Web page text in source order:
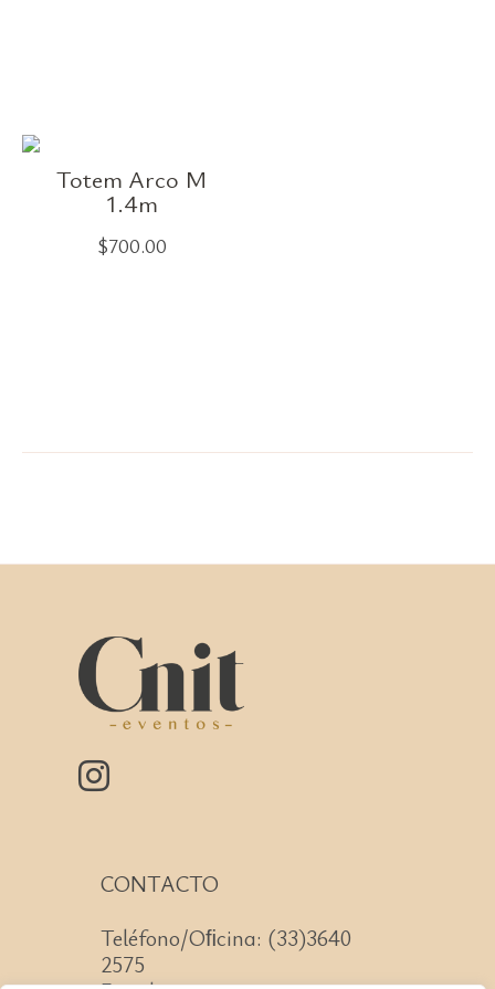
Totem Arco M
1.4m
$700.00
CONTACTO
Teléfono/Oﬁcina: (33)3640
2575